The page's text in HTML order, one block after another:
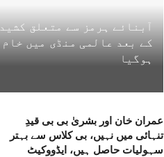
آبنائے ہرمز سے متعلق
کے بعد عالمی منڈی میں خام
ہوگیا
عمران خان اور بشریٰ بی بی قیدِ
تنہائی میں نہیں، بی کلاس سے بہتر
سہولیات حاصل ہیں، ایڈووکیٹ